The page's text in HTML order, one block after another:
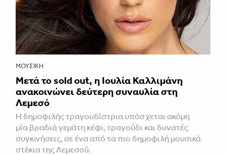
ΜΟΥΣΙΚΉ
Μετά το sold out, η Ιουλία Καλλιμάνη
ανακοινώνει δεύτερη συναυλία στη
Λεμεσό
H δημοφιλής τραγουδίστρια υπόσχεται ακόμη
μία βραδιά γεμάτη κέφι, τραγούδι και δυνατές
συγκινήσεις, σε ένα από τα πιο δημοφιλή μουσικά
στέκια της Λεμεσού.